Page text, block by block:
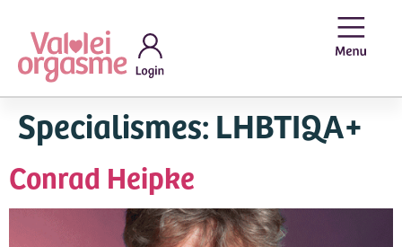
Specialismes:LHBTIQA+
Conrad Heipke